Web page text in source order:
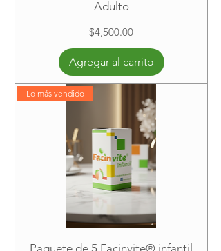
Adulto
Precio
$4,500.00
Agregar al carrito
Lo más vendido
Paquete de 5 Facinvite® infantil